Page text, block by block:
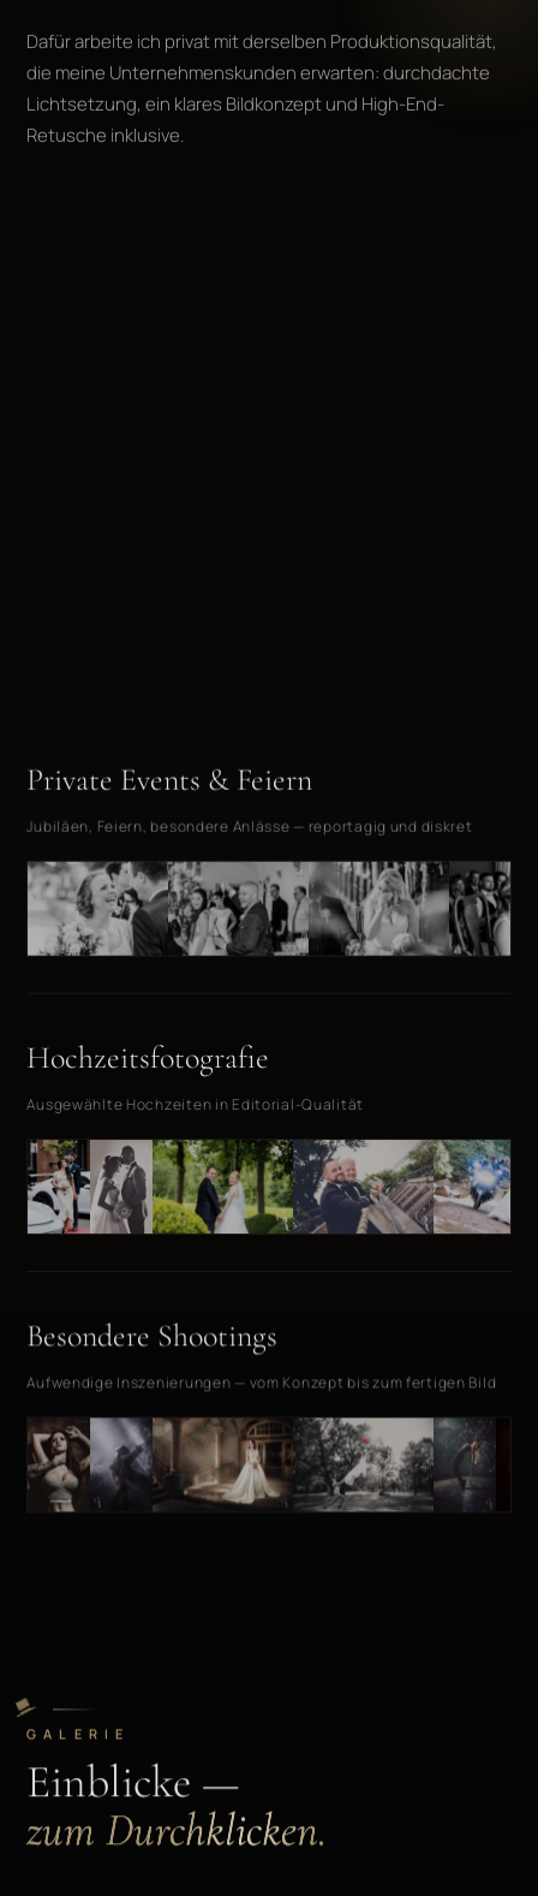
Dafür arbeite ich privat mit derselben Produktionsqualität,
die meine Unternehmenskunden erwarten: durchdachte
Lichtsetzung, ein klares Bildkonzept und High-End-
Retusche inklusive.
Private Events & Feiern
Jubiläen, Feiern, besondere Anlässe — reportagig und diskret
Hochzeitsfotografie
Ausgewählte Hochzeiten in Editorial-Qualität
Besondere Shootings
Aufwendige Inszenierungen — vom Konzept bis zum fertigen Bild
GALERIE
Einblicke —
zum Durchklicken.